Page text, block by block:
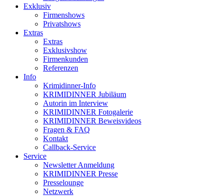
Exklusiv
Firmenshows
Privatshows
Extras
Extras
Exklusivshow
Firmenkunden
Referenzen
Info
Krimidinner-Info
KRIMIDINNER Jubiläum
Autorin im Interview
KRIMIDINNER Fotogalerie
KRIMIDINNER Beweisvideos
Fragen & FAQ
Kontakt
Callback-Service
Service
Newsletter Anmeldung
KRIMIDINNER Presse
Presselounge
Netzwerk